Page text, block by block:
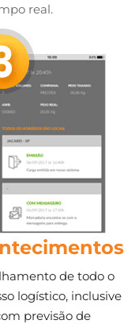
real.
de todo o
logístico, inclusive
previsão de